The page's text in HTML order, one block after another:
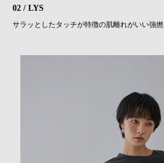
02 / LYS
サラッとしたタッチが特徴の肌離れがいい強